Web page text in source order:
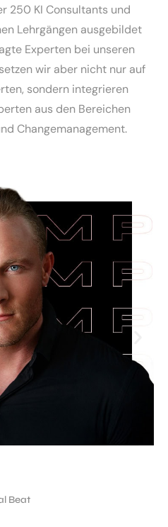
250 KI Consultants und
Lehrgängen ausgebildet
Experten bei unseren
wir aber nicht nur auf
sondern integrieren
aus den Bereichen
Changemanagement.
Beat